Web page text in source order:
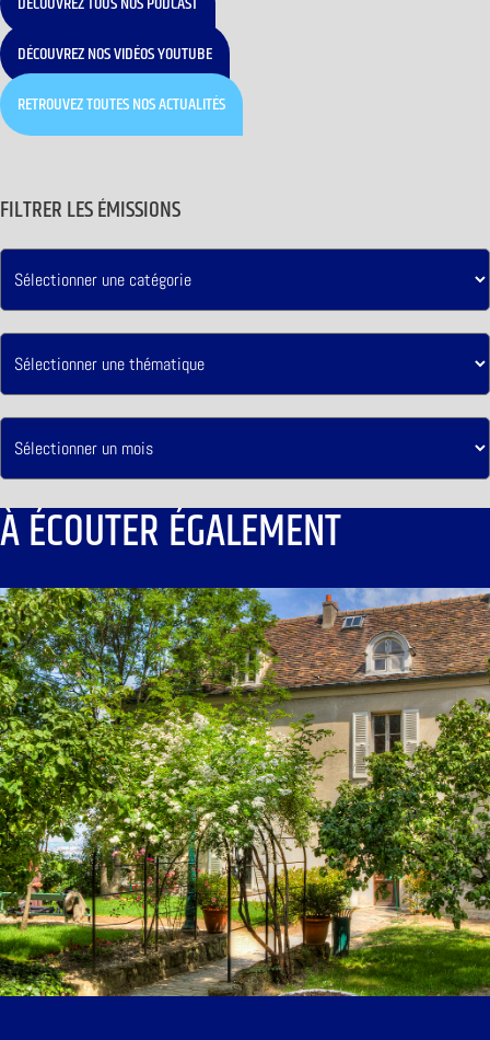
DÉCOUVREZ NOS VIDÉOS YOUTUBE
RETROUVEZ TOUTES NOS ACTUALITÉS
FILTRER LES ÉMISSIONS
À ÉCOUTER ÉGALEMENT